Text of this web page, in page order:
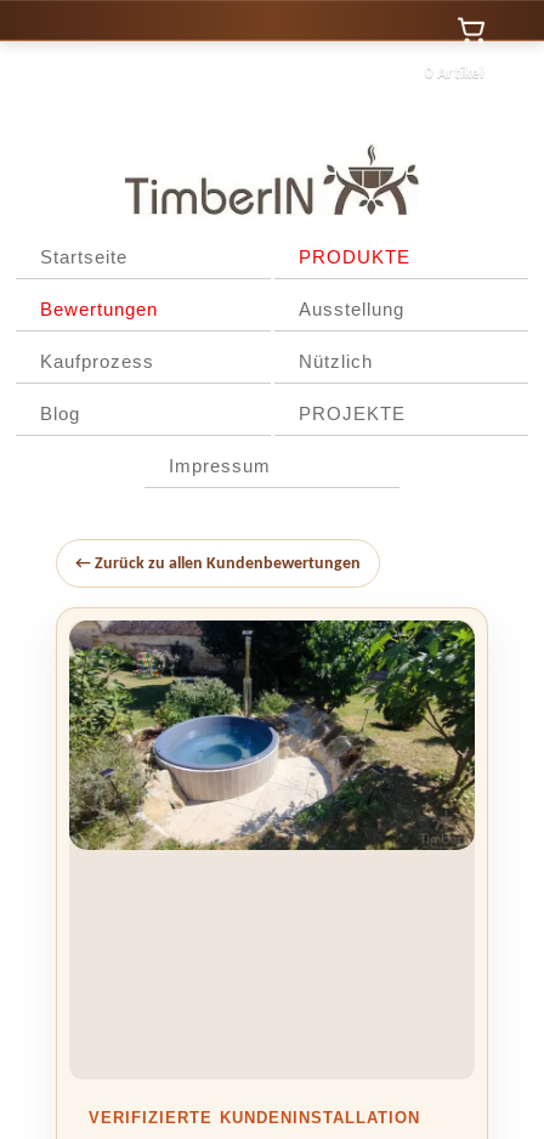
0 Artikel
Startseite PRODUKTE
Bewertungen Ausstellung
Kaufprozess Nützlich
Blog PROJEKTE
Impressum
← Zurück zu allen Kundenbewertungen
VERIFIZIERTE KUNDENINSTALLATION